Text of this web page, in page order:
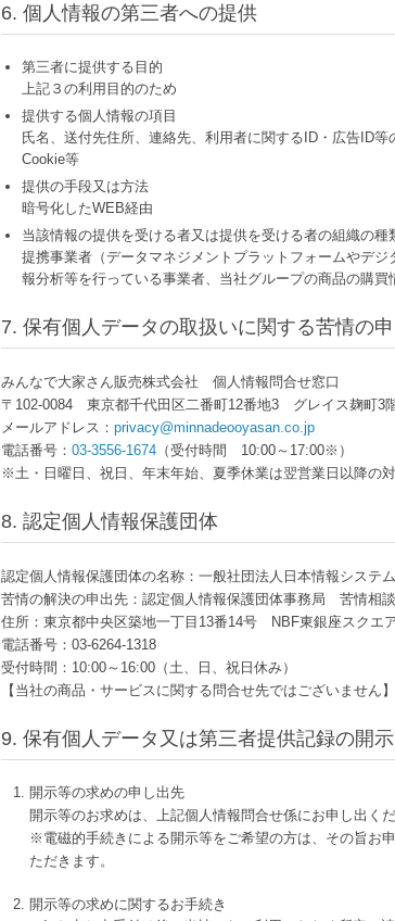
6. 個人情報の第三者への提供
第三者に提供する目的
上記３の利用目的のため
提供する個人情報の項目
氏名、送付先住所、連絡先、利用者に関するID・広告ID
Cookie等
提供の手段又は方法
暗号化したWEB経由
当該情報の提供を受ける者又は提供を受ける者の組織の種
提携事業者（データマネジメントプラットフォームやデ
報分析等を行っている事業者、当社グループの商品の購買
7. 保有個人データの取扱いに関する苦情の
みんなで大家さん販売株式会社 個人情報問合せ窓口
〒102-0084 東京都千代田区二番町12番地3 グレイス麹町3
メールアドレス： privacy@minnadeooyasan.co.jp
電話番号： 03-3556-1674 （受付時間 10:00～17:00※）
※土・日曜日、祝日、年末年始、夏季休業は翌営業日以降の
8. 認定個人情報保護団体
認定個人情報保護団体の名称：一般社団法人日本情報システ
苦情の解決の申出先：認定個人情報保護団体事務局 苦情相
住所：東京都中央区築地一丁目13番14号 NBF東銀座スクエ
電話番号：03-6264-1318
受付時間：10:00～16:00（土、日、祝日休み）
【当社の商品・サービスに関する問合せ先ではございません】
9. 保有個人データ又は第三者提供記録の開
開示等の求めの申し出先
開示等のお求めは、上記個人情報問合せ係にお申し出くだ
※電磁的手続きによる開示等をご希望の方は、その旨お
ただきます。
開示等の求めに関するお手続き